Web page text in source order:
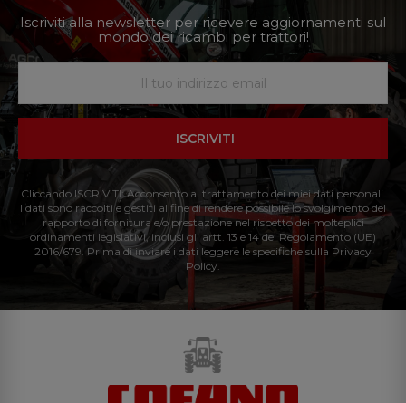
Iscriviti alla newsletter per ricevere aggiornamenti sul
mondo dei ricambi per trattori!
ISCRIVITI
Cliccando ISCRIVITI: Acconsento al trattamento dei miei dati personali.
I dati sono raccolti e gestiti al fine di rendere possibile lo svolgimento del
rapporto di fornitura e/o prestazione nel rispetto dei molteplici
ordinamenti legislativi, inclusi gli artt. 13 e 14 del Regolamento (UE)
2016/679. Prima di inviare i dati leggere le specifiche sulla Privacy
Policy.